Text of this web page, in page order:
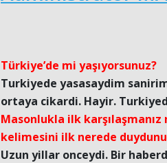
Türkiye’de mi yaşıyorsunuz?
Turkiyede yasasaydim
ortaya cikardi. Hayir.
Masonlukla ilk karşılaşmanız
kelimesini ilk nerede
Uzun yillar onceydi. Bir